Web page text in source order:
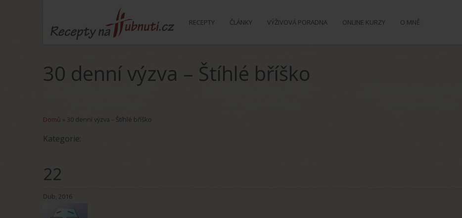
RECEPTY ČLÁNKY VÝŽIVOVÁ PORADNA ONLINE KURZY O MNĚ
30 denní výzva – Štíhlé bříško
Domů » 30 denní výzva – Štíhlé bříško
Kategorie:
22
Dub, 2016